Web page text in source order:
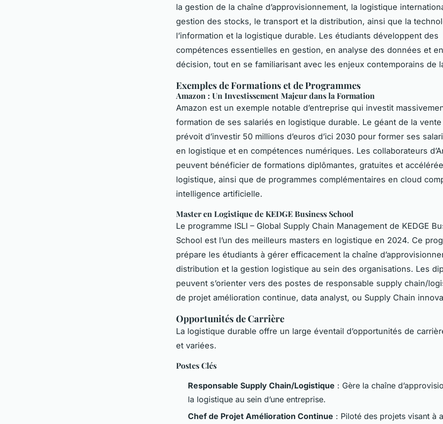
la gestion de la chaîne d’approvisionnement, la logistique
gestion des stocks, le transport et la distribution, ainsi que la
l’information et la logistique durable. Les étudiants développent des
compétences essentielles en gestion, en analyse des données et
décision, tout en se familiarisant avec les enjeux contemporains de
Exemples de Formations et de Programmes
Amazon : Un Investissement Majeur dans la Formation
Amazon est un exemple notable d’entreprise qui investit
formation de ses salariés en logistique durable. Le géant de la
prévoit d’investir 50 millions d’euros d’ici 2030 pour former ses
en logistique et en compétences numériques. Les collaborateurs
peuvent bénéficier de formations diplômantes, gratuites et
logistique, ainsi que de programmes complémentaires en cloud
intelligence artificielle.
Master en Logistique de KEDGE Business School
Le programme ISLI – Global Supply Chain Management de KEDGE
School est l’un des meilleurs masters en logistique en 2024. Ce
prépare les étudiants à gérer efficacement la chaîne
distribution et la gestion logistique au sein des organisations. Les
peuvent s’orienter vers des postes de responsable supply chain/
de projet amélioration continue, data analyst, ou Supply Chain
Opportunités de Carrière
La logistique durable offre un large éventail d’opportunités de
et variées.
Postes Clés
Responsable Supply Chain/Logistique : Gère la chaîne
la logistique au sein d’une entreprise.
Chef de Projet Amélioration Continue : Piloté des projets visant à